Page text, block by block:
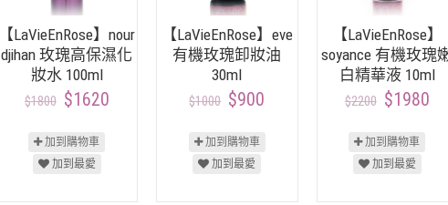
【LaVieEnRose】nour
djihan 玫瑰高保濕化
妝水 100ml
$1800 $1620
加到購物車
加到最愛
【LaVieEnRose】eve
有機玫瑰卸妝油
30ml
$1000 $900
加到購物車
加到最愛
【LaVieEnRose】
soyance 有機玫瑰
白精華液 10ml
$2200 $1980
加到購物車
加到最愛